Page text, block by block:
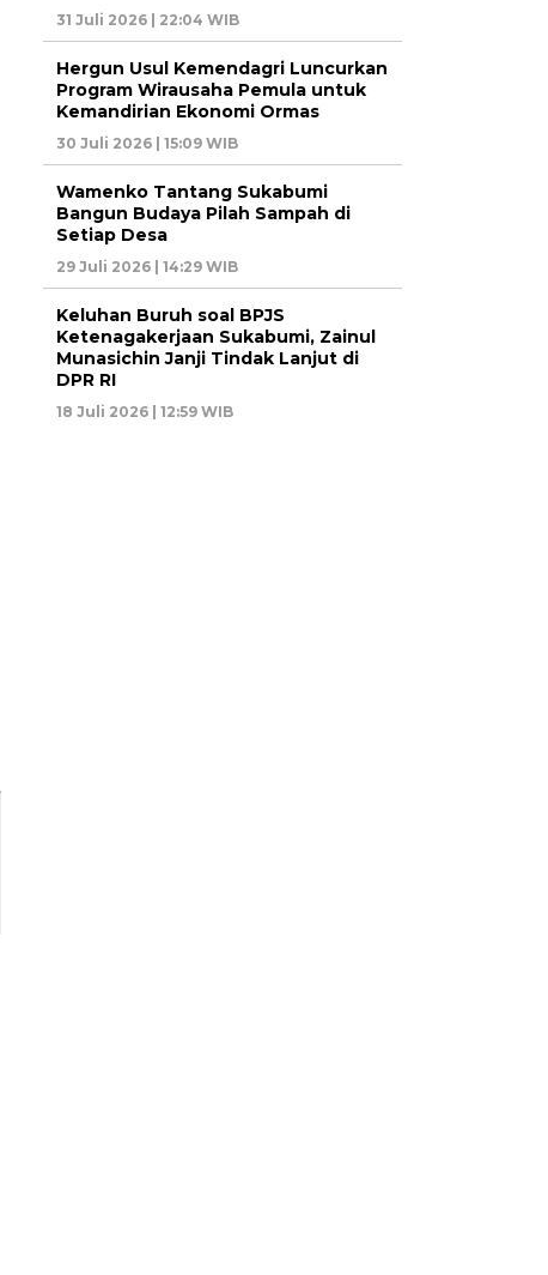
31 Juli 2026 | 22:04 WIB
Hergun Usul Kemendagri Luncurkan
Program Wirausaha Pemula untuk
Kemandirian Ekonomi Ormas
30 Juli 2026 | 15:09 WIB
Wamenko Tantang Sukabumi
Bangun Budaya Pilah Sampah di
Setiap Desa
29 Juli 2026 | 14:29 WIB
Keluhan Buruh soal BPJS
Ketenagakerjaan Sukabumi, Zainul
Munasichin Janji Tindak Lanjut di
DPR RI
18 Juli 2026 | 12:59 WIB